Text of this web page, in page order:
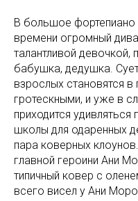
В большое фортепиано
времени огромный
талантливой
бабушка, дедушка.
взрослых становятся
гротескными, и уже в
приходится
школы для одаренных
пара коверных
главной героини Ани
типичный ковер с
всего висел у Ани